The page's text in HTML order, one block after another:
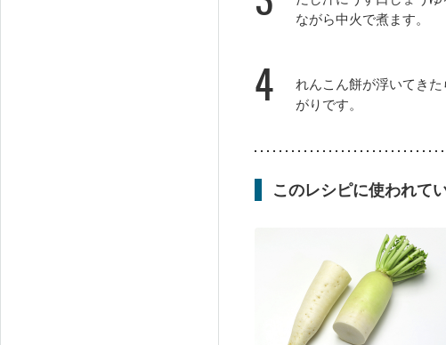
ながら中火で煮ます。
4
れんこん餅が浮いてき
がりです。
このレシピに使われて